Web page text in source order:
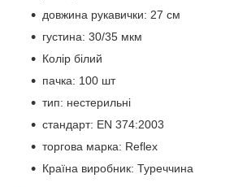
довжина рукавички: 27 см
густина: 30/35 мкм
Колір білий
пачка: 100 шт
тип: нестерильні
стандарт: EN 374:2003
торгова марка: Reflex
Країна виробник: Туреччина